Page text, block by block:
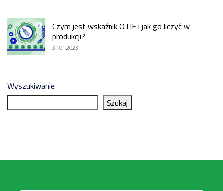
Czym jest wskaźnik OTIF i jak go liczyć w
produkcji?
31.01.2023
Wyszukiwanie
Szukaj